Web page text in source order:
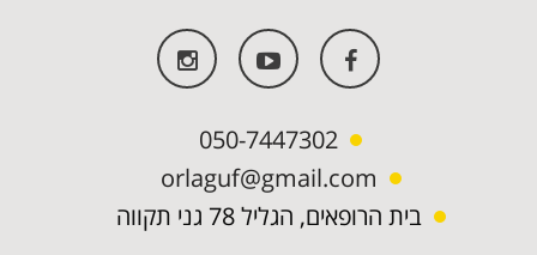
050-7447302
orlaguf@gmail.com
בית הרופאים, הגליל 78 גני תקווה